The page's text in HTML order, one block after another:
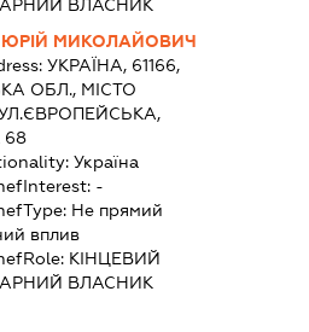
ВЛАСНИК
ЮРІЙ МИКОЛАЙОВИЧ
УКРАЇНА, 61166,
ОБЛ., МІСТО
Україна
-
Не прямий
вплив
КІНЦЕВИЙ
ВЛАСНИК